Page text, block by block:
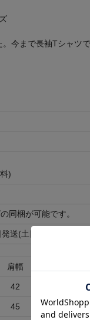
今まで長袖Tシャツ
)
同梱が可能です。
送(土日祝除く)
肩幅
42
45